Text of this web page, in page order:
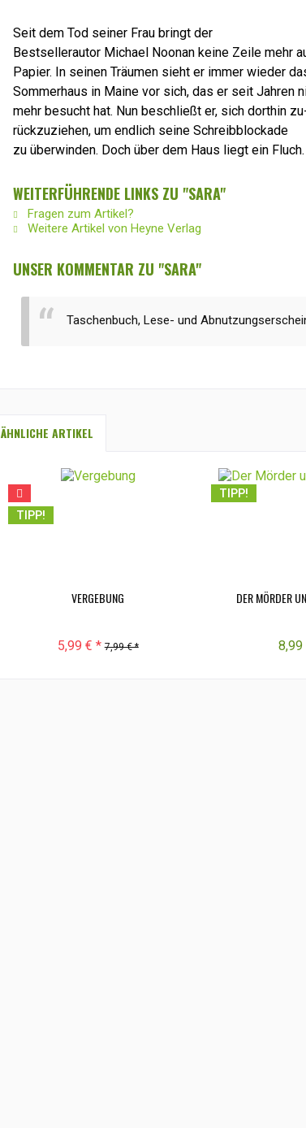
Seit dem Tod seiner Frau bringt der
Bestsellerautor Michael Noonan keine Zeile mehr
Papier. In seinen Träumen sieht er immer wieder
Sommerhaus in Maine vor sich, das er seit Jahren
mehr besucht hat. Nun beschließt er, sich dorthin
rückzuziehen, um endlich seine Schreibblockade
zu überwinden. Doch über dem Haus liegt ein Fluch.
WEITERFÜHRENDE LINKS ZU "SARA"
Fragen zum Artikel?
Weitere Artikel von Heyne Verlag
UNSER KOMMENTAR ZU "SARA"
Taschenbuch, Lese- und
ÄHNLICHE ARTIKEL
TIPP!
VERGEBUNG
5,99 € * 7,99 € *
TIPP!
DER MÖRDER
8,99